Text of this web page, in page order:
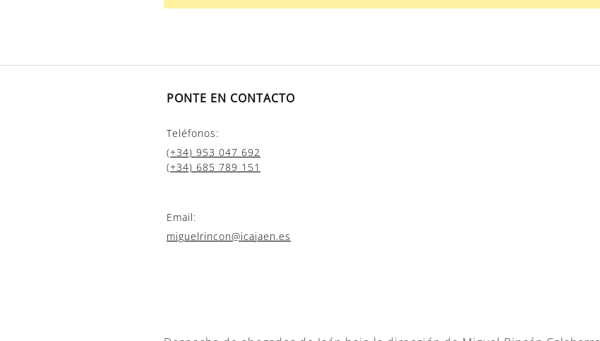
PONTE EN CONTACTO
Teléfonos:
(+34) 953 047 692
(+34) 685 789 151
Email:
miguelrincon@icajaen.es